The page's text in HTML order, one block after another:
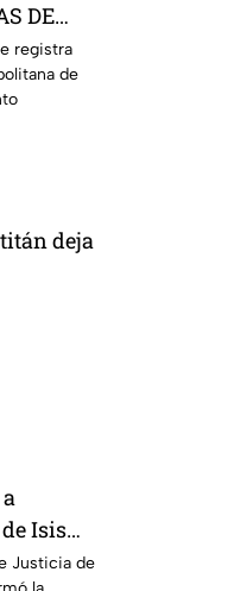
DE
h
registra
de
deja
Isis
Justicia de